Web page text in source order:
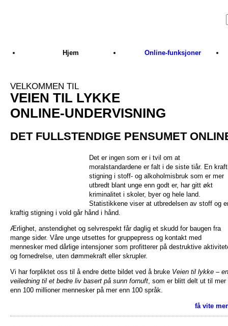
Hjem Online-funksjoner
VELKOMMEN TIL
VEIEN TIL LYKKE
ONLINE-UNDERVISNING
DET FULLSTENDIGE PENSUMET
Det er ingen som er i tvil om at
moralstandardene er falt i de siste tiår. En
stigning i stoff- og alkoholmisbruk som er mer
utbredt blant unge enn godt er, har gitt økt
kriminalitet i skoler, byer og hele land.
Statistikkene viser at utbredelsen av stoff og
kraftig stigning i vold går hånd i hånd.
Ærlighet, anstendighet og selvrespekt får daglig et skudd for baugen fra
mange sider. Våre unge utsettes for gruppepress og kontakt med
mennesker med dårlige intensjoner som profitterer på destruktive
og fornedrelse, uten dømmekraft eller skrupler.
Vi har forpliktet oss til å endre dette bildet ved å bruke Veien til lykke – en
veiledning til et bedre liv basert på sunn fornuft, som er blitt delt ut til mer
enn 100 millioner mennesker på mer enn 100 språk.
få vite